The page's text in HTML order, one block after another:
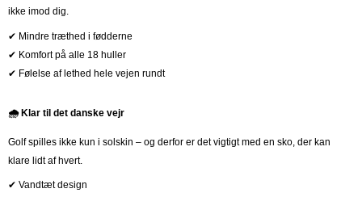
ikke imod dig.
✔ Mindre træthed i fødderne
✔ Komfort på alle 18 huller
✔ Følelse af lethed hele vejen rundt
🌧️ Klar til det danske vejr
Golf spilles ikke kun i solskin – og derfor er det vigtigt med en sko, der kan
klare lidt af hvert.
✔ Vandtæt design